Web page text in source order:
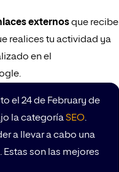
externosque recibe
realices tu actividad ya
en el
el 24 de February de
la categoríaSEO.
a llevar a cabo una
son las mejores